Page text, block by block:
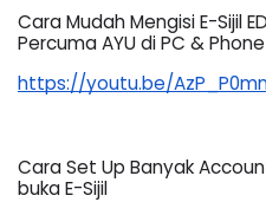
Cara Mudah Mengisi E-Sijil
Percuma AYU di PC & Phone
https://youtu.be/
Cara Set Up Banyak
buka E-Sijil